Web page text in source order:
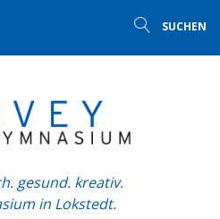
SUCHEN
gesund. kreativ.
in Lokstedt.